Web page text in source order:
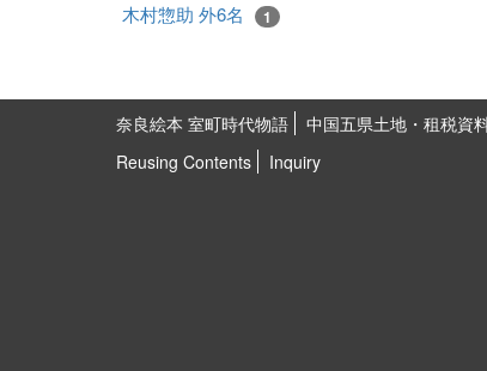
木村惣助 外6名 1
奈良絵本 室町時代物語 中国五県土地・租税資
Reusing Contents
Inquiry